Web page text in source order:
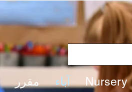
مقرر آباء Nursery